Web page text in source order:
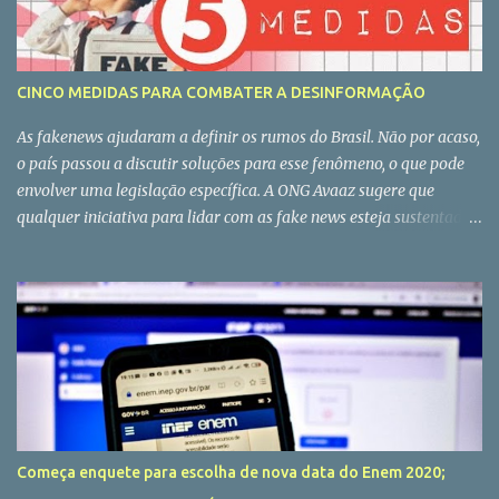
ambientais. Qual o impacto das decisões do Conama? A quem
elas interessam? Quais os argumentos do Ministério do Meio
Ambiente? Como funciona o conselho e o que mudou em sua
composição no governo Bolsonaro? Existem outras brechas legais
para mudar a legislação ambiental? No Ao Ponto desta quarta-
feira conversamos com o repórter Lean...
CINCO MEDIDAS PARA COMBATER A DESINFORMAÇÃO
As fakenews ajudaram a definir os rumos do Brasil. Não por acaso,
o país passou a discutir soluções para esse fenômeno, o que pode
envolver uma legislação específica. A ONG Avaaz sugere que
qualquer iniciativa para lidar com as fake news esteja sustentada
Começa enquete para escolha de nova data do Enem 2020;